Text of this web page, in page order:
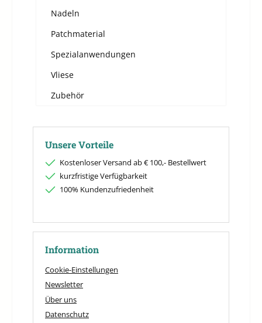
Nadeln
Patchmaterial
Spezialanwendungen
Vliese
Zubehör
Unsere Vorteile
Kostenloser Versand ab € 100,- Bestellwert
kurzfristige Verfügbarkeit
100% Kundenzufriedenheit
Information
Cookie-Einstellungen
Newsletter
Über uns
Datenschutz